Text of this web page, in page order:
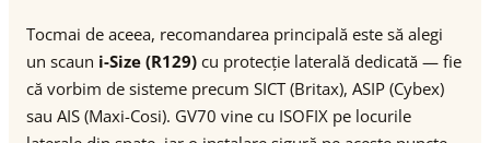
Tocmai de aceea, recomandarea principală este să alegi
un scaun i-Size (R129) cu protecție laterală dedicată — fie
că vorbim de sisteme precum SICT (Britax), ASIP (Cybex)
sau AIS (Maxi-Cosi). GV70 vine cu ISOFIX pe locurile